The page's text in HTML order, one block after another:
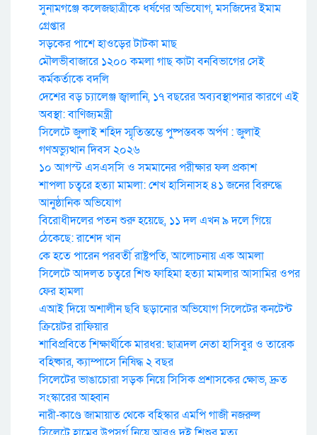
সুনামগঞ্জে কলেজছাত্রীকে ধর্ষণের অভিযোগ, মসজিদের ইমাম
গ্রেপ্তার
সড়কের পাশে হাওড়ের টাটকা মাছ
মৌলভীবাজারে ১২০০ কমলা গাছ কাটা বনবিভাগের সেই
কর্মকর্তাকে বদলি
দেশের বড় চ্যালেঞ্জ জ্বালানি, ১৭ বছরের অব্যবস্থাপনার কারণে এই
অবস্থা: বাণিজ্যমন্ত্রী
সিলেটে জুলাই শহিদ স্মৃতিস্তম্ভে পুষ্পস্তবক অর্পণ : জুলাই
গণঅভ্যুত্থান দিবস ২০২৬
১০ আগস্ট এসএসসি ও সমমানের পরীক্ষার ফল প্রকাশ
শাপলা চত্বরে হত্যা মামলা: শেখ হাসিনাসহ ৪১ জনের বিরুদ্ধে
আনুষ্ঠানিক অভিযোগ
বিরোধীদলের পতন শুরু হয়েছে, ১১ দল এখন ৯ দলে গিয়ে
ঠেকেছে: রাশেদ খান
কে হতে পারেন পরবর্তী রাষ্ট্রপতি, আলোচনায় এক আমলা
সিলেটে আদলত চত্বরে শিশু ফাহিমা হত্যা মামলার আসামির ওপর
ফের হামলা
এআই দিয়ে অশালীন ছবি ছড়ানোর অভিযোগ সিলেটের কনটেন্ট
ক্রিয়েটর রাফিয়ার
শাবিপ্রবিতে শিক্ষার্থীকে মারধর: ছাত্রদল নেতা হাসিবুর ও তারেক
বহিষ্কার, ক্যাম্পাসে নিষিদ্ধ ২ বছর
সিলেটের ভাঙাচোরা সড়ক নিয়ে সিসিক প্রশাসকের ক্ষোভ, দ্রুত
সংস্কারের আহ্বান
নারী-কাণ্ডে জামায়াত থেকে বহিস্কার এমপি গাজী নজরুল